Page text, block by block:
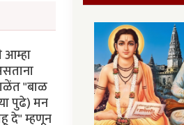
आम्हा
"बाळ
पुढे) मन
दे" म्हणून